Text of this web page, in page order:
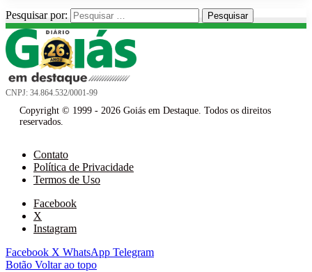
Pesquisar por:
CNPJ: 34.864.532/0001-99
Copyright © 1999 - 2026 Goiás em Destaque. Todos os direitos
reservados.
Contato
Política de Privacidade
Termos de Uso
Facebook
X
Instagram
Facebook X WhatsApp Telegram
Botão Voltar ao topo